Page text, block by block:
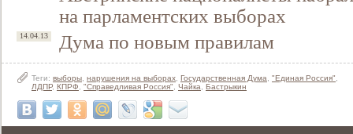
на парламентских выборах
14.04.13 Дума по новым правилам
Теги: выборы нарушения на выборах Государственная Дума "Единая Россия"
ЛДПР, КПРФ "Справедливая Россия" Чайка Бастрыкин